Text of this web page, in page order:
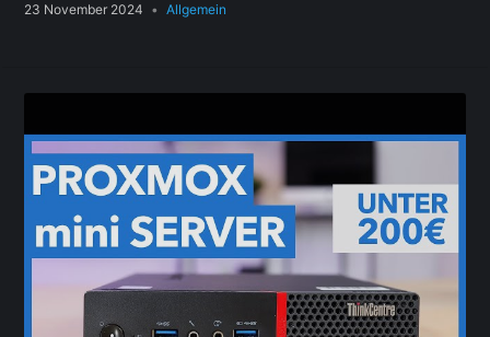
23 November 2024 • Allgemein